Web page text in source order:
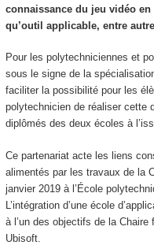
connaissance du jeu vidéo
qu’outil applicable, entre
Pour les polytechniciennes et
sous le signe de la
faciliter la possibilité pour les
polytechnicien de réaliser cette
diplômés des deux écoles à
Ce partenariat acte les liens
alimentés par les travaux de la
janvier 2019 à l’École
L’intégration d’une école
à l’un des objectifs de la
Ubisoft.